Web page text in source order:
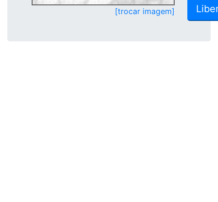
[trocar imagem]